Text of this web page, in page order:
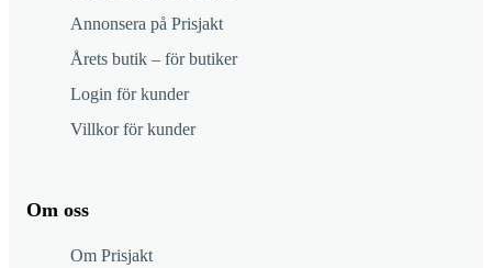
Annonsera på Prisjakt
Årets butik – för butiker
Login för kunder
Villkor för kunder
Om oss
Om Prisjakt